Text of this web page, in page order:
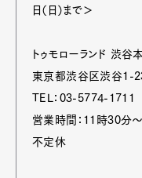
日（日）まで＞
トゥモローランド 渋谷
東京都渋谷区渋谷1-
TEL：03-5774-1711
営業時間：11時30分
不定休